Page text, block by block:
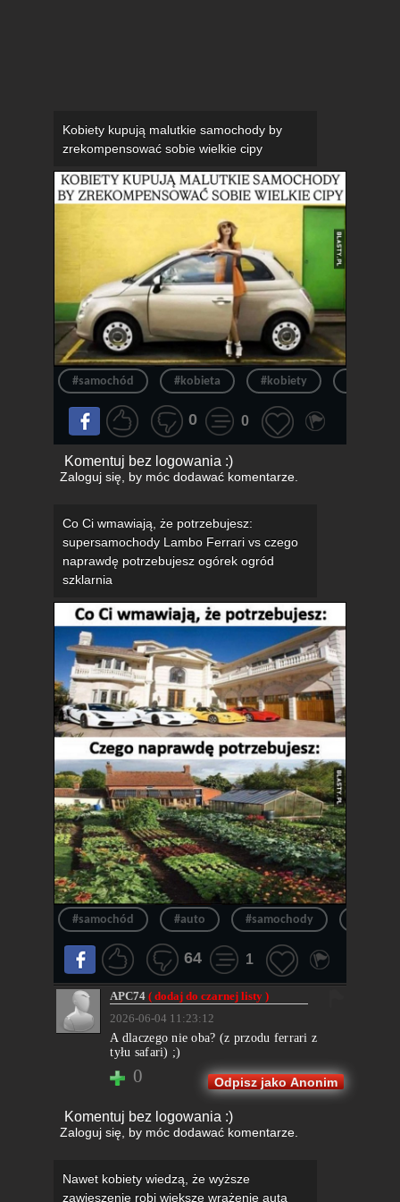
Kobiety kupują malutkie samochody by
zrekompensować sobie wielkie cipy
#samochód #kobieta #kobiety
0 0
Komentuj bez logowania :)
Zaloguj się, by móc dodawać komentarze.
Co Ci wmawiają, że potrzebujesz:
supersamochody Lambo Ferrari vs czego
naprawdę potrzebujesz ogórek ogród
szklarnia
#samochód #auto #samochody
64 1
APC74( dodaj do czarnej listy )
2026-06-04 11:23:12
A dlaczego nie oba? (z przodu ferrari z
tyłu safari) ;)
0 Odpisz jako Anonim
Komentuj bez logowania :)
Zaloguj się, by móc dodawać komentarze.
Nawet kobiety wiedzą, że wyższe
zawieszenie robi większe wrażenie auta